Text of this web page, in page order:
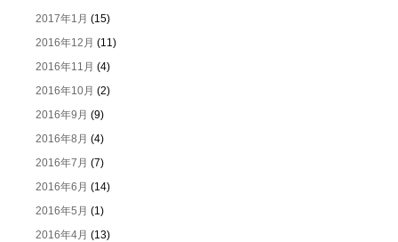
2017年1月 (15)
2016年12月 (11)
2016年11月 (4)
2016年10月 (2)
2016年9月 (9)
2016年8月 (4)
2016年7月 (7)
2016年6月 (14)
2016年5月 (1)
2016年4月 (13)